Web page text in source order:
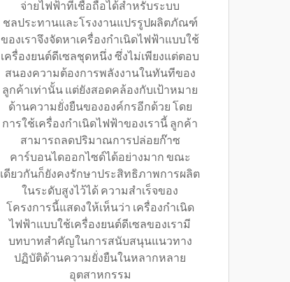
จ่ายไฟฟ้าที่เชื่อถือได้สำหรับระบบ
ชลประทานและโรงงานแปรรูปผลิตภัณฑ์
ของเราจึงจัดหาเครื่องกำเนิดไฟฟ้าแบบใช้
เครื่องยนต์ดีเซลชุดหนึ่ง ซึ่งไม่เพียงแต่ตอบ
สนองความต้องการพลังงานในทันทีของ
ลูกค้าเท่านั้น แต่ยังสอดคล้องกับเป้าหมาย
ด้านความยั่งยืนขององค์กรอีกด้วย โดย
การใช้เครื่องกำเนิดไฟฟ้าของเรานี้ ลูกค้า
สามารถลดปริมาณการปล่อยก๊าซ
คาร์บอนไดออกไซด์ได้อย่างมาก ขณะ
เดียวกันก็ยังคงรักษาประสิทธิภาพการผลิต
ในระดับสูงไว้ได้ ความสำเร็จของ
โครงการนี้แสดงให้เห็นว่า เครื่องกำเนิด
ไฟฟ้าแบบใช้เครื่องยนต์ดีเซลของเรามี
บทบาทสำคัญในการสนับสนุนแนวทาง
ปฏิบัติด้านความยั่งยืนในหลากหลาย
อุตสาหกรรม